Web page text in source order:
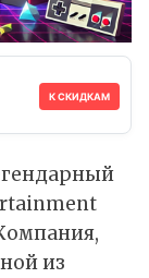
К СКИДКАМ
из